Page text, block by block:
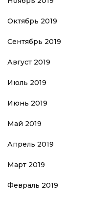
Октябрь 2019
Сентябрь 2019
Август 2019
Июль 2019
Июнь 2019
Май 2019
Апрель 2019
Март 2019
Февраль 2019